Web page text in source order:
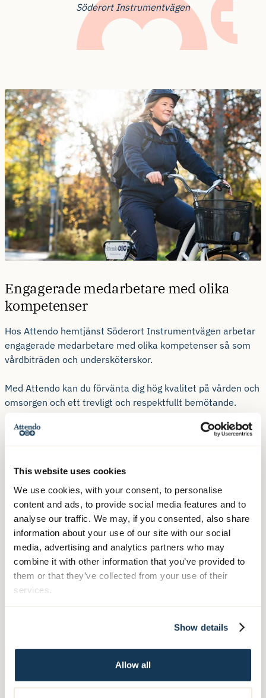
This website uses cookies
We use cookies, with your consent, to personalise
content and ads, to provide social media features and to
analyse our traffic. We may, if you consented, also share
information about your use of our site with our social
media, advertising and analytics partners who may
combine it with other information that you’ve provided to
them or that they’ve collected from your use of their
services.
Show details
Allow all
Söderort Instrumentvägen
Engagerade medarbetare med olika
kompetenser
Hos Attendo hemtjänst Söderort Instrumentvägen arbetar
engagerade medarbetare med olika kompetenser så som
vårdbiträden och undersköterskor.
Med Attendo kan du förvänta dig hög kvalitet på vården och
omsorgen och ett trevligt och respektfullt bemötande.
Vi ser det som självklart att våra medarbetare bär
Har du frågor om vilka språk våra medarbetare talar,
kontakta oss gärna!
Läs på kommunens webbplats vad hemtjänst kostar